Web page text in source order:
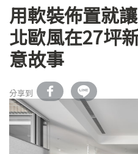
用軟裝佈置就
北歐風在27坪
意故事
分享到